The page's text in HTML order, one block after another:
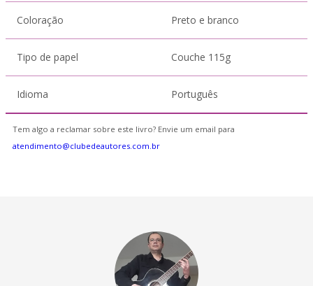
Coloração Preto e branco
Tipo de papel Couche 115g
Idioma Português
Tem algo a reclamar sobre este livro? Envie um email para
atendimento@clubedeautores.com.br